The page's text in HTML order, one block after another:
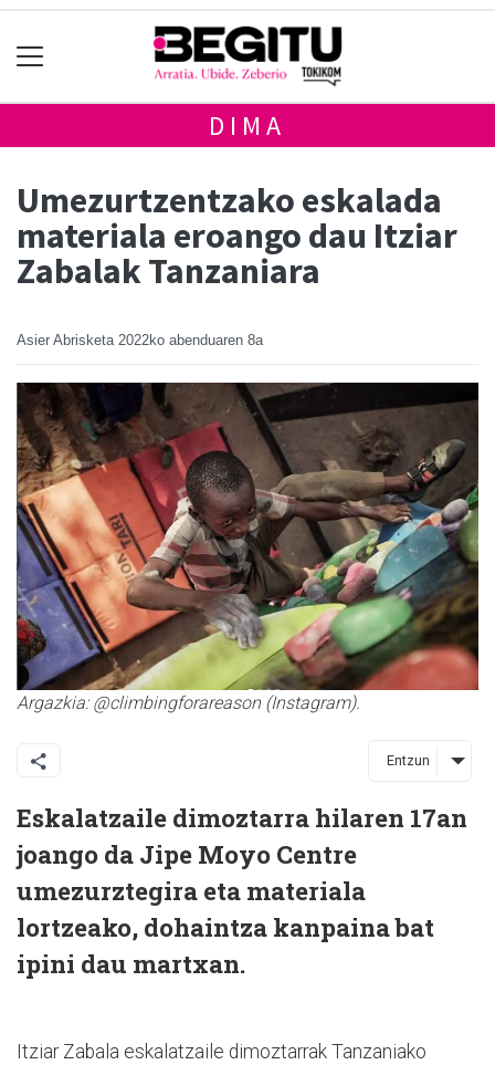
DIMA
Umezurtzentzako eskalada
materiala eroango dau Itziar
Zabalak Tanzaniara
Asier Abrisketa 2022ko abenduaren 8a
Argazkia: @climbingforareason (Instagram).
Entzun
Eskalatzaile dimoztarra hilaren 17an
joango da Jipe Moyo Centre
umezurztegira eta materiala
lortzeako, dohaintza kanpaina bat
ipini dau martxan.
Itziar Zabala eskalatzaile dimoztarrak Tanzaniako